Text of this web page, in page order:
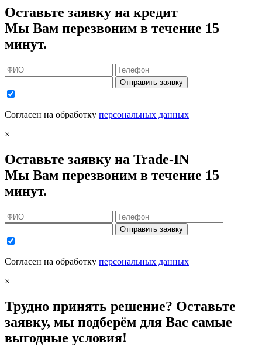
Оставьте заявку на кредит
Мы Вам перезвоним в течение 15
минут.
Отправить заявку
Согласен на обработку персональных данных
×
Оставьте заявку на Trade-IN
Мы Вам перезвоним в течение 15
минут.
Отправить заявку
Согласен на обработку персональных данных
×
Трудно принять решение? Оставьте
заявку, мы подберём для Вас самые
выгодные условия!